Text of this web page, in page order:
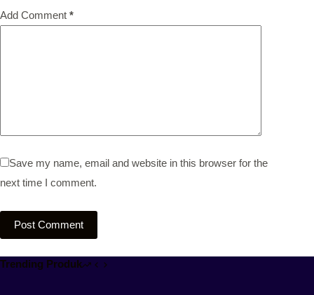
Add Comment *
Save my name, email and website in this browser for the
next time I comment.
Post Comment
Trending Produk